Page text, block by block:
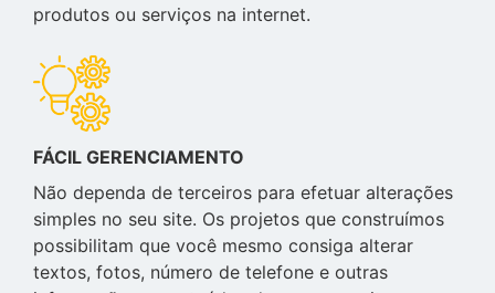
produtos ou serviços na internet.
FÁCIL GERENCIAMENTO
Não dependa de terceiros para efetuar alterações
simples no seu site. Os projetos que construímos
possibilitam que você mesmo consiga alterar
textos, fotos, número de telefone e outras